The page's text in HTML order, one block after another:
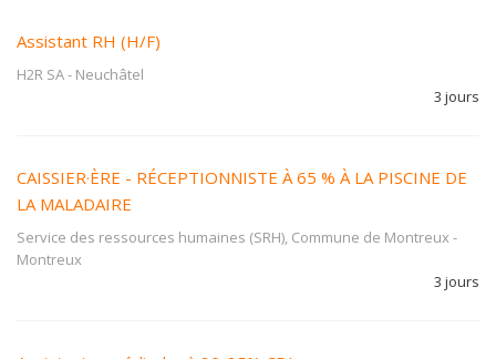
Assistant RH (H/F)
H2R SA- Neuchâtel
3 jours
CAISSIER·ÈRE - RÉCEPTIONNISTE À 65 % À LA PISCINE DE
LA MALADAIRE
Service des ressources humaines (SRH), Commune de Montreux -
Montreux
3 jours